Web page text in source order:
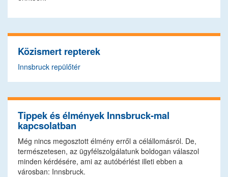
Közismert repterek
Innsbruck repülőtér
Tippek és élmények Innsbruck-mal
kapcsolatban
Még nincs megosztott élmény erről a célállomásról. De,
természetesen, az ügyfélszolgálatunk boldogan válaszol
minden kérdésére, ami az autóbérlést illeti ebben a
városban: Innsbruck.